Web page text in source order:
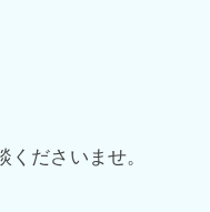
ださいませ。